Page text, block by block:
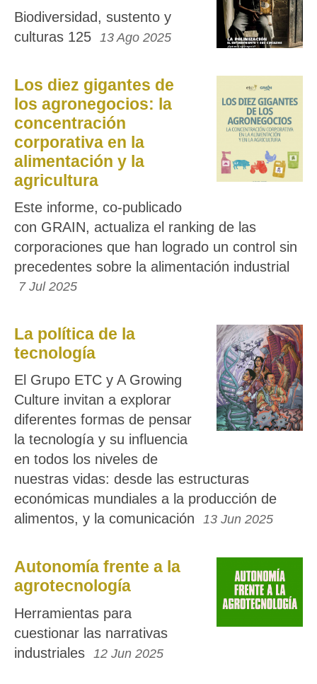
Biodiversidad, sustento y
culturas 125
13 Ago 2025
Los diez gigantes de
los agronegocios: la
concentración
corporativa en la
alimentación y la
agricultura
Este informe, co-publicado
con GRAIN, actualiza el ranking de las
corporaciones que han logrado un control sin
precedentes sobre la alimentación industrial
7 Jul 2025
La política de la
tecnología
El Grupo ETC y A Growing
Culture invitan a explorar
diferentes formas de pensar
la tecnología y su influencia
en todos los niveles de
nuestras vidas: desde las estructuras
económicas mundiales a la producción de
alimentos, y la comunicación
13 Jun 2025
Autonomía frente a la
agrotecnología
Herramientas para
cuestionar las narrativas
industriales
12 Jun 2025